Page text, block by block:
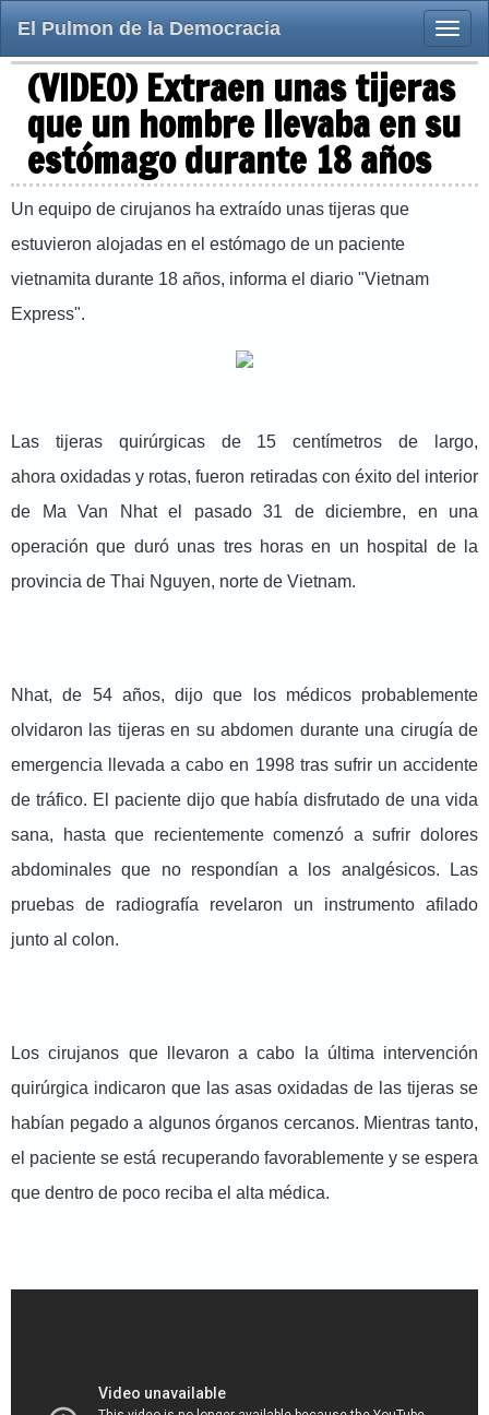
Toggle
El Pulmon de la Democracia
(VIDEO) Extraen unas tijeras
que un hombre llevaba en su
estómago durante 18 años
Un equipo de cirujanos ha extraído unas tijeras que
estuvieron alojadas en el estómago de un paciente
vietnamita durante 18 años, informa el diario "Vietnam
Express".
Las tijeras quirúrgicas de 15 centímetros de largo,
ahora oxidadas y rotas, fueron retiradas con éxito del interior
de Ma Van Nhat el pasado 31 de diciembre, en una
operación que duró unas tres horas en un hospital de la
provincia de Thai Nguyen, norte de Vietnam.
Nhat, de 54 años, dijo que los médicos probablemente
olvidaron las tijeras en su abdomen durante una cirugía de
emergencia llevada a cabo en 1998 tras sufrir un accidente
de tráfico. El paciente dijo que había disfrutado de una vida
sana, hasta que recientemente comenzó a sufrir dolores
abdominales que no respondían a los analgésicos. Las
pruebas de radiografía revelaron un instrumento afilado
junto al colon.
Los cirujanos que llevaron a cabo la última intervención
quirúrgica indicaron que las asas oxidadas de las tijeras se
habían pegado a algunos órganos cercanos. Mientras tanto,
el paciente se está recuperando favorablemente y se espera
que dentro de poco reciba el alta médica.